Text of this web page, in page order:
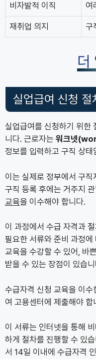
비자발적 이직 여
재취업 의지 구
더
실업급여 신청 절
실업급여를 신청하기 위한
니다. 근로자는 워크넷
정보를 입력하고 구직 상
이는 실제로 정부에서 구
구직 등록 후에는 거주지
교육을 이수해야 합니다.
이 과정에서 수급 자격과
필요한 서류와 준비 과정
교육을 수강할 수 있어, 바
받을 수 있는 장점이 있습
수급자격 신청 교육을 이
여 고용센터에 제출해야 합
이 서류는 인터넷을 통해
하게 절차를 진행할 수 있
서 14일 이내에 수급자격